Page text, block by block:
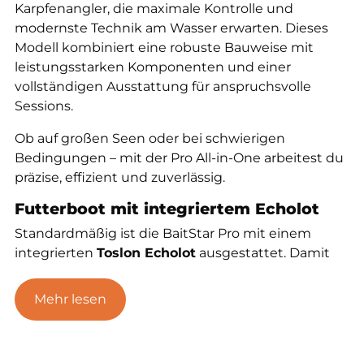
Karpfenangler, die maximale Kontrolle und
modernste Technik am Wasser erwarten. Dieses
Modell kombiniert eine robuste Bauweise mit
leistungsstarken Komponenten und einer
vollständigen Ausstattung für anspruchsvolle
Sessions.
Ob auf großen Seen oder bei schwierigen
Bedingungen – mit der Pro All-in-One arbeitest du
präzise, effizient und zuverlässig.
Futterboot mit integriertem Echolot
Standardmäßig ist die BaitStar Pro mit einem
integrierten Toslon Echolot ausgestattet. Damit
Wassertiefe
Bodenstruktur
Mehr lesen